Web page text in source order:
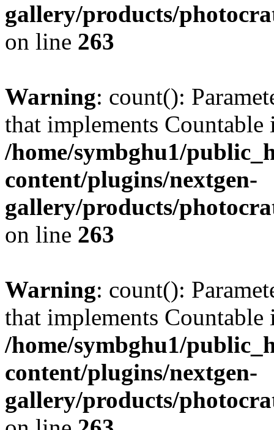
gallery/products/
on line 263
Warning: count():
that implements Countable
/home/symbghu1/
content/plugins/nextgen-
gallery/products/
on line 263
Warning: count():
that implements Countable
/home/symbghu1/
content/plugins/nextgen-
gallery/products/